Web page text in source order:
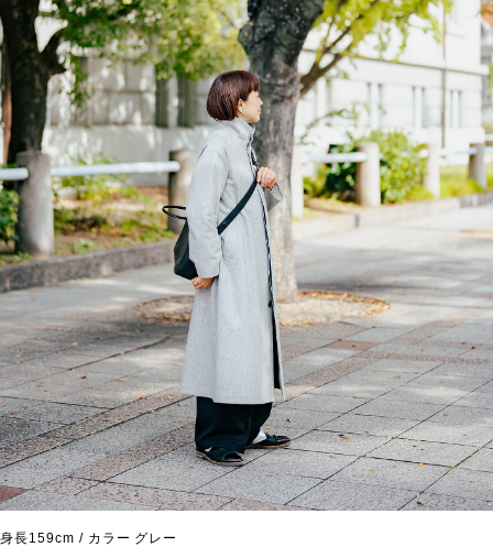
身長159cm / カラー グレー